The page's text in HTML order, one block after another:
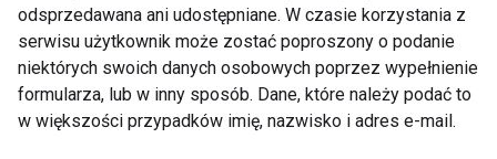
[-------]
Gdzie szukać?
odsprzedawana ani udostępniane. W czasie korzystania z
serwisu użytkownik może zostać poproszony o podanie
niektórych swoich danych osobowych poprzez wypełnienie
formularza, lub w inny sposób. Dane, które należy podać to
w większości przypadków imię, nazwisko i adres e-mail.